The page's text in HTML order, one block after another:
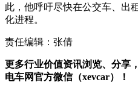
此，他呼吁尽快在公交车、出
化进程。
责任编辑：张倩
更多行业价值资讯浏览、分享
电车网官方微信（xevcar）！